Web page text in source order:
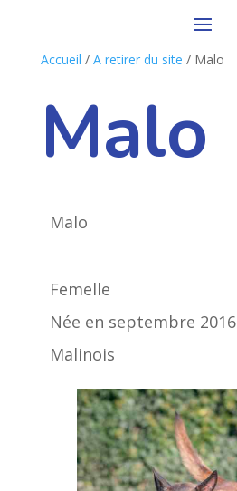
Accueil / A retirer du site / Malo
Malo
Malo
Femelle
Née en septembre 2016
Malinois